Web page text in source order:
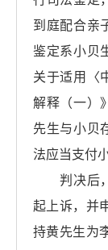
到庭配合亲
鉴定系小贝
关于适用〈
解释（一）
先生与小贝
法应当支付
判决后，
起上诉，并
持黄先生为